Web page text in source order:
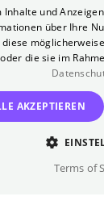
dich
Unlimited-
Yorck-
Inhalte und
über Ihre
die sie im
AKZEPTIEREN
Terms of